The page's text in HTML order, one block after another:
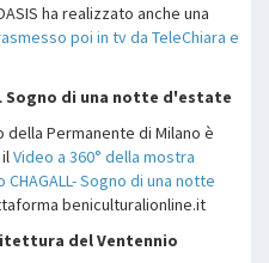
ha realizzato anche una
poi in tv da TeleChiara e
Sogno di una notte d'estate
Permanente di Milano è
Video a 360° della mostra
Sogno di una notte
beniculturalionline.it
del Ventennio